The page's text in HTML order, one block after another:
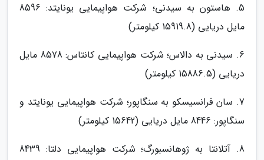
5. هاستون به سیدنی؛ شرکت هواپیمایی یونایتد: 8596
مایل دریایی (15919.8 کیلومتر)
6. سیدنی به دالاس؛ شرکت هواپیمایی کانتاس: 8578 مایل
دریایی (15886.5 کیلومتر)
7. سان فرانسیسکو به سنگاپور؛ شرکت هواپیمایی یونایتد و
سنگاپور: 8446 مایل دریایی (15642 کیلومتر)
8. آتلانتا به ژوهانسبورگ؛ شرکت هواپیمایی دلتا: 8439